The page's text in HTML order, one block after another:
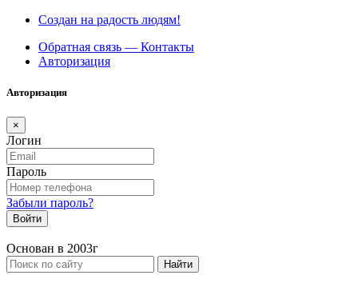
Создан на радость людям!
Обратная связь — Контакты
Авторизация
Авторизация
×
Логин
Пароль
Забыли пароль?
Войти
Основан в 2003г
Найти